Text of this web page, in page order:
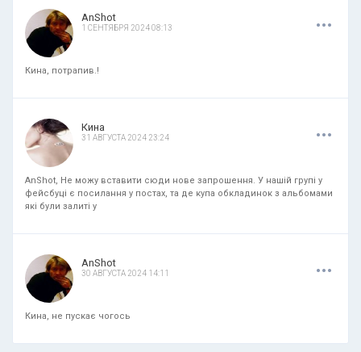
AnShot
1 СЕНТЯБРЯ 2024 08:13 ...
Кина, потрапив.!
Кина
31 АВГУСТА 2024 23:24 ...
AnShot, Не можу вставити сюди нове запрошення. У нашій групі у
фейсбуці є посилання у постах, та де купа обкладинок з альбомами
які були залиті у
AnShot
30 АВГУСТА 2024 14:11 ...
Кина, не пускає чогось